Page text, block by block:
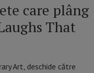
care plâng
That
Art, deschide către